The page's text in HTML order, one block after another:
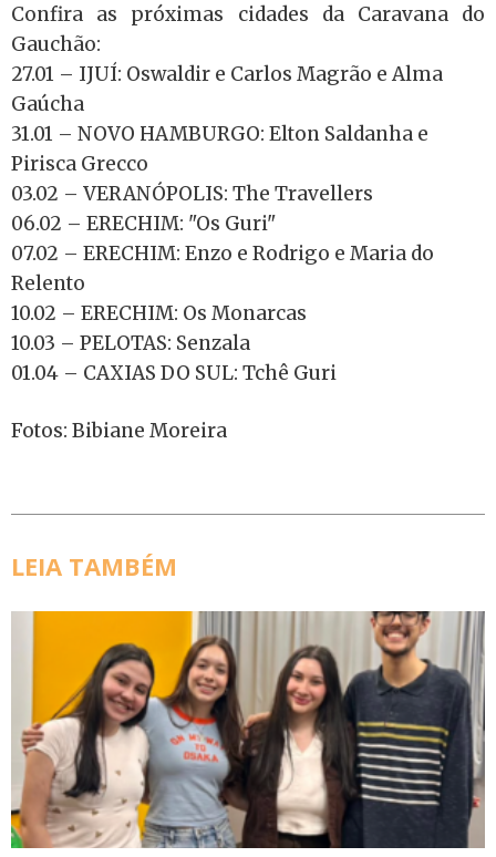
Confira as próximas cidades da Caravana do
Gauchão:
27.01 – IJUÍ: Oswaldir e Carlos Magrão e Alma
Gaúcha
31.01 – NOVO HAMBURGO: Elton Saldanha e
Pirisca Grecco
03.02 – VERANÓPOLIS: The Travellers
06.02 – ERECHIM: "Os Guri"
07.02 – ERECHIM: Enzo e Rodrigo e Maria do
Relento
10.02 – ERECHIM: Os Monarcas
10.03 – PELOTAS: Senzala
01.04 – CAXIAS DO SUL: Tchê Guri
Fotos: Bibiane Moreira
LEIA TAMBÉM